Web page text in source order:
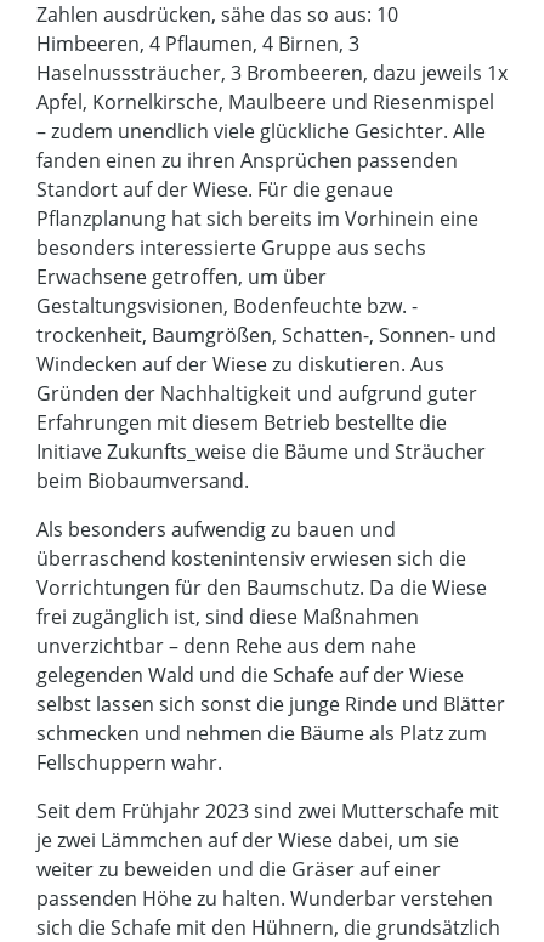
Zahlen ausdrücken, sähe das so aus: 10
Himbeeren, 4 Pflaumen, 4 Birnen, 3
Haselnusssträucher, 3 Brombeeren, dazu jeweils 1x
Apfel, Kornelkirsche, Maulbeere und Riesenmispel
– zudem unendlich viele glückliche Gesichter. Alle
fanden einen zu ihren Ansprüchen passenden
Standort auf der Wiese. Für die genaue
Pflanzplanung hat sich bereits im Vorhinein eine
besonders interessierte Gruppe aus sechs
Erwachsene getroffen, um über
Gestaltungsvisionen, Bodenfeuchte bzw. -
trockenheit, Baumgrößen, Schatten-, Sonnen- und
Windecken auf der Wiese zu diskutieren. Aus
Gründen der Nachhaltigkeit und aufgrund guter
Erfahrungen mit diesem Betrieb bestellte die
Initiave Zukunfts_weise die Bäume und Sträucher
beim Biobaumversand.
Als besonders aufwendig zu bauen und
überraschend kostenintensiv erwiesen sich die
Vorrichtungen für den Baumschutz. Da die Wiese
frei zugänglich ist, sind diese Maßnahmen
unverzichtbar – denn Rehe aus dem nahe
gelegenden Wald und die Schafe auf der Wiese
selbst lassen sich sonst die junge Rinde und Blätter
schmecken und nehmen die Bäume als Platz zum
Fellschuppern wahr.
Seit dem Frühjahr 2023 sind zwei Mutterschafe mit
je zwei Lämmchen auf der Wiese dabei, um sie
weiter zu beweiden und die Gräser auf einer
passenden Höhe zu halten. Wunderbar verstehen
sich die Schafe mit den Hühnern, die grundsätzlich